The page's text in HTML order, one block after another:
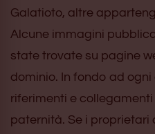
Galatioto, altre
Alcune immagini
state trovate su pagine
dominio. In fondo ad
riferimenti e
paternità. Se i proprietari